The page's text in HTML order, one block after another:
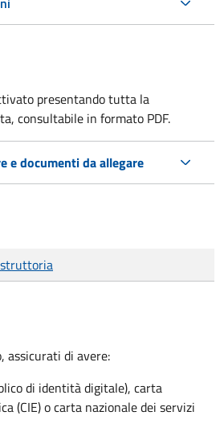
presentando tutta la
consultabile in formato PDF.
e documenti da allegare
assicurati di avere:
di identità digitale), carta
(CIE) o carta nazionale dei servizi